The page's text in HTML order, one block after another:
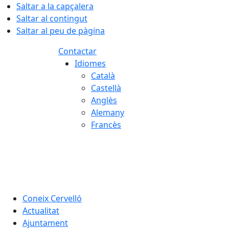
Saltar a la capçalera
Saltar al contingut
Saltar al peu de pàgina
Contactar
Idiomes
Català
Castellà
Anglès
Alemany
Francès
Coneix Cervelló
Actualitat
Ajuntament